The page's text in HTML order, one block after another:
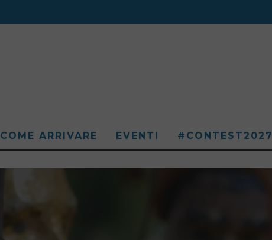
COME ARRIVARE EVENTI #CONTEST2027